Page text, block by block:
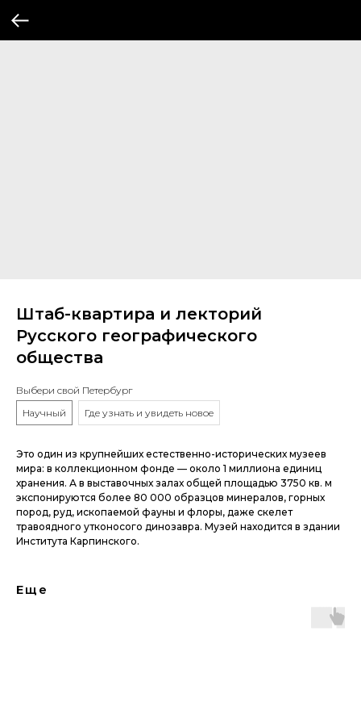
Штаб-квартира и лекторий
Русского географического
общества
Выбери свой Петербург
Научный
Где узнать и увидеть новое
Это один из крупнейших естественно-исторических музеев
мира: в коллекционном фонде — около 1 миллиона единиц
хранения. А в выставочных залах общей площадью 3750 кв. м
экспонируются более 80 000 образцов минералов, горных
пород, руд, ископаемой фауны и флоры, даже скелет
травоядного утконосого динозавра. Музей находится в здании
Института Карпинского.
Еще